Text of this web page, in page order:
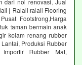
dari nol renovasi, Jual
| Ralali ralali Flooring
Footstrong,Harga
taman bermain anak
kolam renang rubber
Produksi Rubber
Rubber Mat,